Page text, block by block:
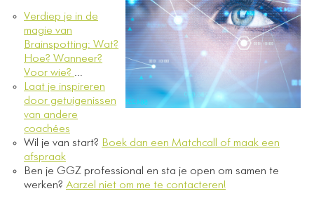
Verdiep je in de
magie van
Brainspotting: Wat?
Hoe? Wanneer?
Voor wie? ...
Laat je inspireren
door getuigenissen
van andere
coachées
Wil je van start? Boek dan een Matchcall of maak een
afspraak
Ben je GGZ professional en sta je open om samen te
werken? Aarzel niet om me te contacteren!